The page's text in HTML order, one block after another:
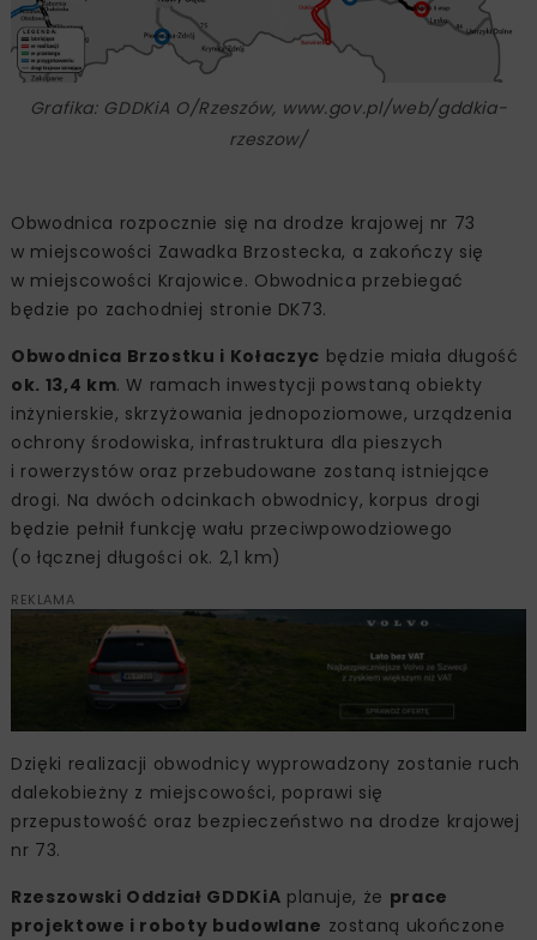
Grafika: GDDKiA O/Rzeszów, www.gov.pl/web/gddkia-
rzeszow/
Obwodnica rozpocznie się na drodze krajowej nr 73
w miejscowości Zawadka Brzostecka, a zakończy się
w miejscowości Krajowice. Obwodnica przebiegać
będzie po zachodniej stronie DK73.
Obwodnica Brzostku i Kołaczyc będzie miała długość
ok. 13,4 km. W ramach inwestycji powstaną obiekty
inżynierskie, skrzyżowania jednopoziomowe, urządzenia
ochrony środowiska, infrastruktura dla pieszych
i rowerzystów oraz przebudowane zostaną istniejące
drogi. Na dwóch odcinkach obwodnicy, korpus drogi
będzie pełnił funkcję wału przeciwpowodziowego
(o łącznej długości ok. 2,1 km)
REKLAMA
Dzięki realizacji obwodnicy wyprowadzony zostanie ruch
dalekobieżny z miejscowości, poprawi się
przepustowość oraz bezpieczeństwo na drodze krajowej
nr 73.
Rzeszowski Oddział GDDKiA planuje, że prace
projektowe i roboty budowlane zostaną ukończone